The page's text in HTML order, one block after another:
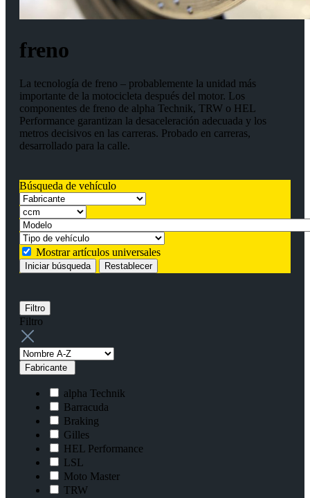
freno
La tecnología de freno – probablemente la unidad más
importante de la motocicleta después del motor. Los
componentes de freno de alpha Technik, TRW o HEL
Performance garantizan la desaceleración adecuada y los
metros decisivos en las carreras. Probado en carreras,
desarrollado para la calle.
Búsqueda de vehículo
Mostrar artículos universales
Iniciar búsqueda Restablecer
Filtro
Filtro
Fabricante
alpha Technik
Barracuda
Braking
Gilles
HEL Performance
LSL
Moto Master
TRW